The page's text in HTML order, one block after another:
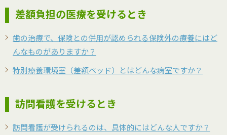
差額負担の医療を受けるとき
歯の治療で、保険との併用が認められる保険外の療養にはど
んなものがありますか？
特別療養環境室（差額ベッド）とはどんな病室ですか？
訪問看護を受けるとき
訪問看護が受けられるのは、具体的にはどんな人ですか？